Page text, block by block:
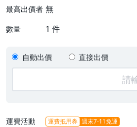
最高出價者 無
數量 1 件
自動出價 直接出價
運費活動 運費抵用券 週末7-11免運